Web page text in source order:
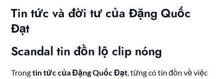
Tin tức và đời tư của Đặng Quốc
Đạt
Scandal tin đồn lộ clip nóng
Trongtin tức của Đặng Quốc Đạt, từng có tin đồn về việc